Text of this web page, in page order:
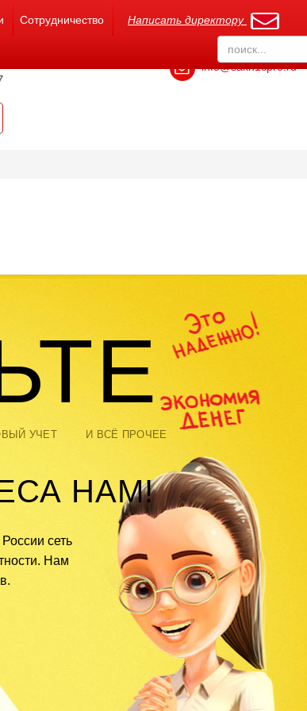
Сотрудничество Написать директору
info@sakh1cpro.ru
УЧЕТ И ВСЁ ПРОЧЕЕ
НАМ!
сеть
Нам